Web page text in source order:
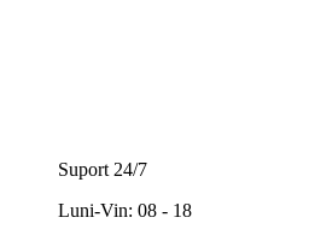
Suport 24/7
Luni-Vin: 08 - 18